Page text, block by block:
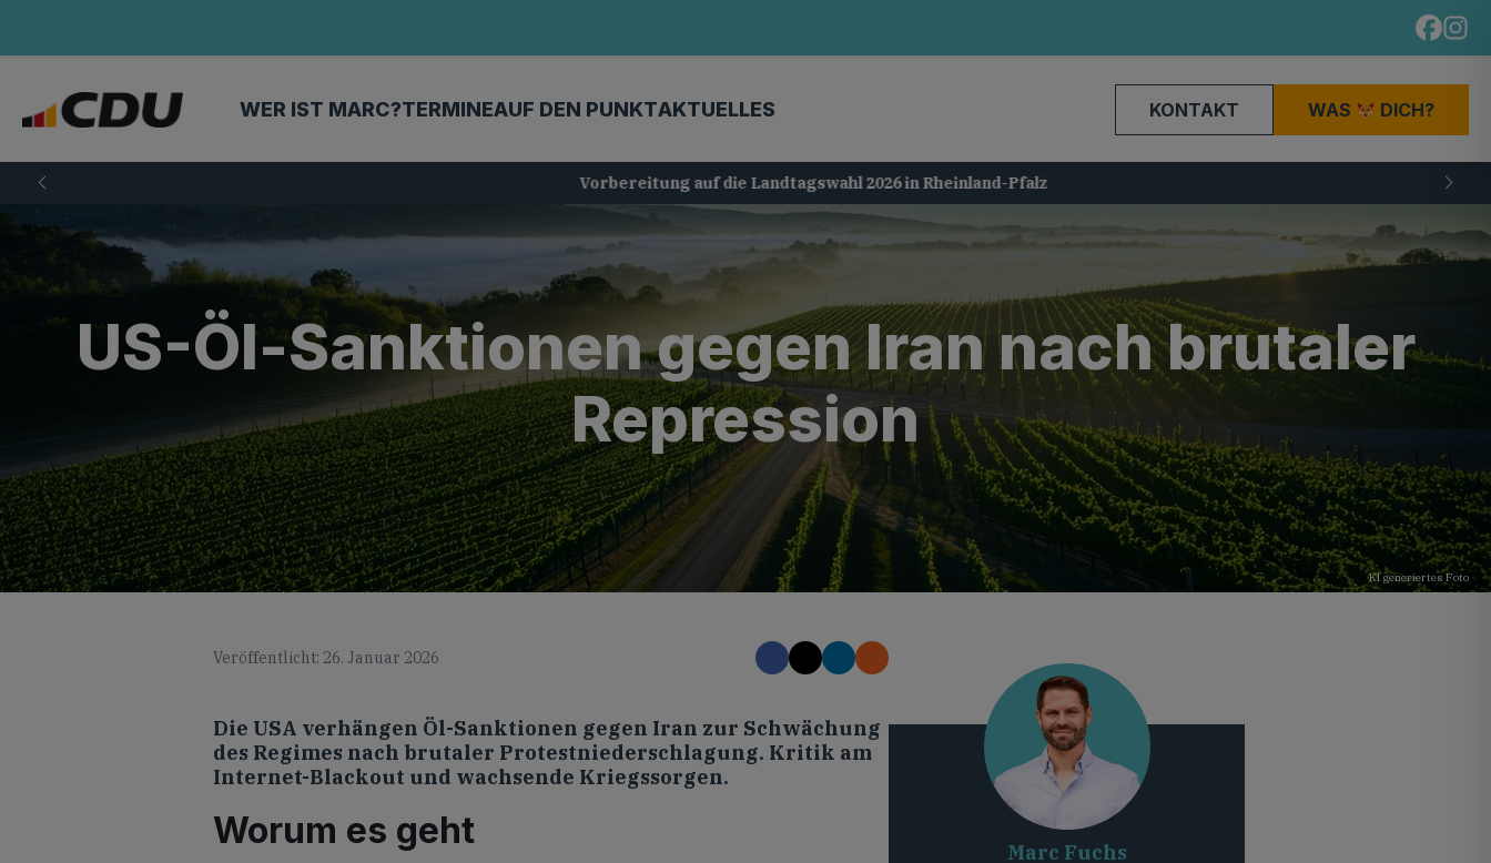
WER IST MARC?TERMINEAUF DEN PUNKTAKTUELLES KONTAKT WAS DICH?
Vorbereitung auf die Landtagswahl 2026 in Rheinland-Pfalz
US-Öl-Sanktionen gegen Iran nach brutaler
Repression
KI generiertes Foto
Veröffentlicht: 26. Januar 2026
Die USA verhängen Öl-Sanktionen gegen Iran zur Schwächung
des Regimes nach brutaler Protestniederschlagung. Kritik am
Internet-Blackout und wachsende Kriegssorgen.
Worum es geht
Marc Fuchs